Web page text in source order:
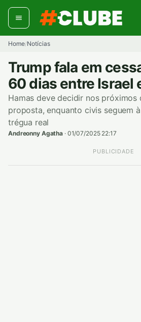
Pular
para
conteúdo
Home/Notícias
Trump fala em
60 dias entre Israel
Hamas deve decidir nos próximos
proposta, enquanto civis seguem
trégua real
Andreonny Agatha · 01/07/2025 22:17
PUBLICIDADE